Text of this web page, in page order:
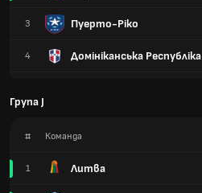
3 Пуерто-Ріко
4 Домініканська Республіка
Група J
# Команда
1 Литва